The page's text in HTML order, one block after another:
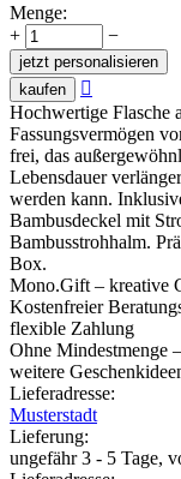
Menge:
+
−
jetzt personalisieren
kaufen

Hochwertige Flasche
Fassungsvermögen
frei, das
Lebensdauer
werden kann.
Bambusdeckel mit
Bambusstrohhalm.
Box.
Mono.Gift – kreative
Kostenfreier
flexible Zahlung
Ohne Mindestmenge
weitere
Lieferadresse:
Musterstadt
Lieferung:
ungefähr 3 - 5 Tage,